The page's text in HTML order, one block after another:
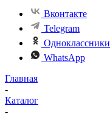
Вконтакте
Telegram
Одноклассники
WhatsApp
Главная
-
Каталог
-